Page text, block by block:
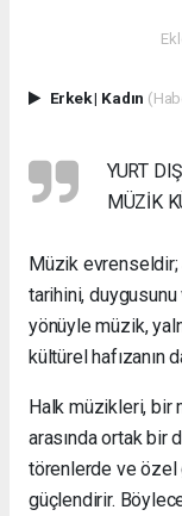
Erkek| Kadın
YURT
MÜZİK
Müzik
tarihini,
yönüyle müzik,
kültürel hafızanın
Halk müzikleri, bir
arasında ortak bir
törenlerde ve özel
güçlendirir.